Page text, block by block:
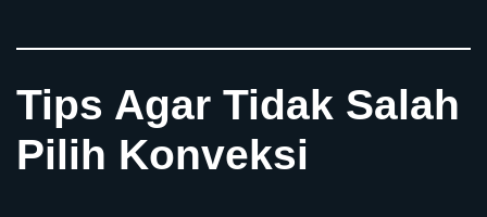
Tips Agar Tidak Salah
Pilih Konveksi